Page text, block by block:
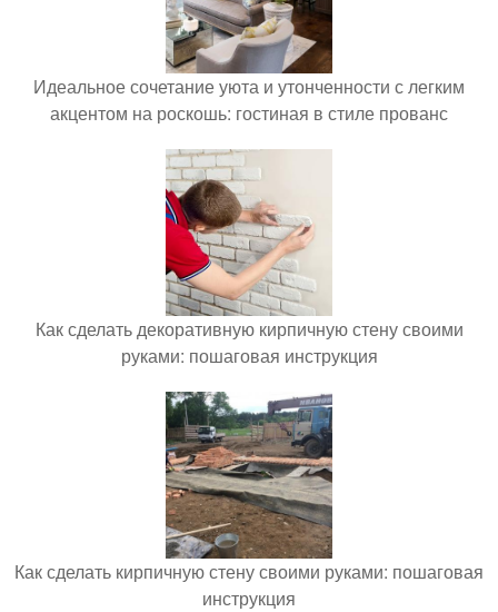
Идеальное сочетание уюта и утонченности с легким
акцентом на роскошь: гостиная в стиле прованс
Как сделать декоративную кирпичную стену своими
руками: пошаговая инструкция
Как сделать кирпичную стену своими руками: пошаговая
инструкция